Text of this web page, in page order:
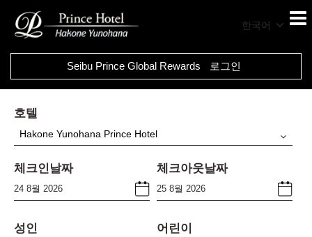
한국어
Seibu Prince Global Rewards 로그인
호텔
Hakone Yunohana Prince Hotel
체크인날짜 체크아웃날짜
성인 어린이